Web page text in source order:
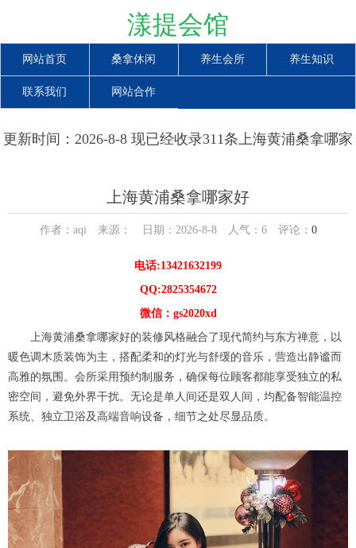
漾提会馆
网站首页 桑拿休闲 养生会所 养生知识
联系我们 网站合作
更新时间：2026-8-8 现已经收录311条上海黄浦桑拿哪家
上海黄浦桑拿哪家好
作者：aqi 来源： 日期：2026-8-8 人气： 6评论： 0
电话:13421632199
QQ:2825354672
微信：gs2020xd
上海黄浦桑拿哪家好的装修风格融合了现代简约与东方禅意，以
暖色调木质装饰为主，搭配柔和的灯光与舒缓的音乐，营造出静谧而
高雅的氛围。会所采用预约制服务，确保每位顾客都能享受独立的私
密空间，避免外界干扰。无论是单人间还是双人间，均配备智能温控
系统、独立卫浴及高端音响设备，细节之处尽显品质。